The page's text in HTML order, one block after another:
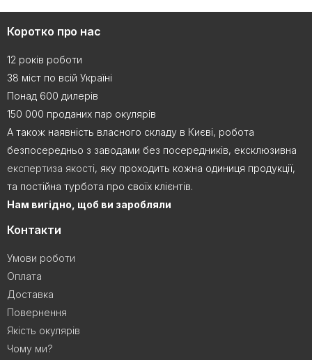
Коротко про нас
12 років роботи
38 міст по всій Україні
Понад 600 дилерів
150 000 проданих пар окулярів
А також наявність власного складу в Києві, робота
безпосередньо з заводами без посередників, ексклюзивна
експертиза якості, яку проходить кожна одиниця продукції,
та постійна турбота про своїх клієнтів.
Нам вигідно, щоб ви заробляли
Контакти
Умови роботи
Оплата
Доставка
Повернення
Якість окулярів
Чому ми?